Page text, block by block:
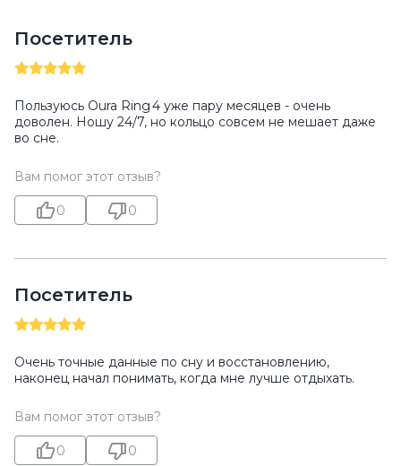
Посетитель
Пользуюсь Oura Ring 4 уже пару месяцев - очень
доволен. Ношу 24/7, но кольцо совсем не мешает даже
во сне.
Вам помог этот отзыв?
0 0
Посетитель
Очень точные данные по сну и восстановлению,
наконец начал понимать, когда мне лучше отдыхать.
Вам помог этот отзыв?
0 0